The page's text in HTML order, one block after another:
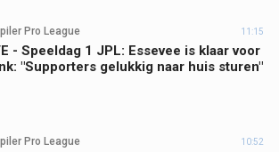
Pro League 11:15
- Speeldag 1 JPL: Essevee is klaar voor
"Supporters gelukkig naar huis sturen"
Pro League 10:52